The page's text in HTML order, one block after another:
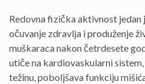
Redovna fizička aktivnost jedan
očuvanje zdravlja i produženje
muškaraca nakon četrdesete
utiče na kardiovaskularni
težinu, poboljšava funkciju